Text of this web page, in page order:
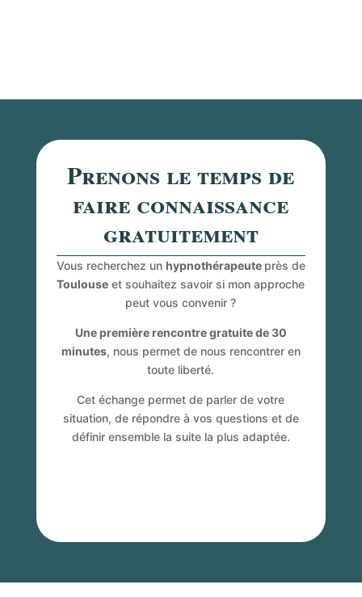
Prenons le temps de
faire connaissance
gratuitement
Vous recherchez un hypnothérapeute près de
Toulouse et souhaitez savoir si mon approche
peut vous convenir ?
Une première rencontre gratuite de 30
minutes, nous permet de nous rencontrer en
toute liberté.
Cet échange permet de parler de votre
situation, de répondre à vos questions et de
définir ensemble la suite la plus adaptée.